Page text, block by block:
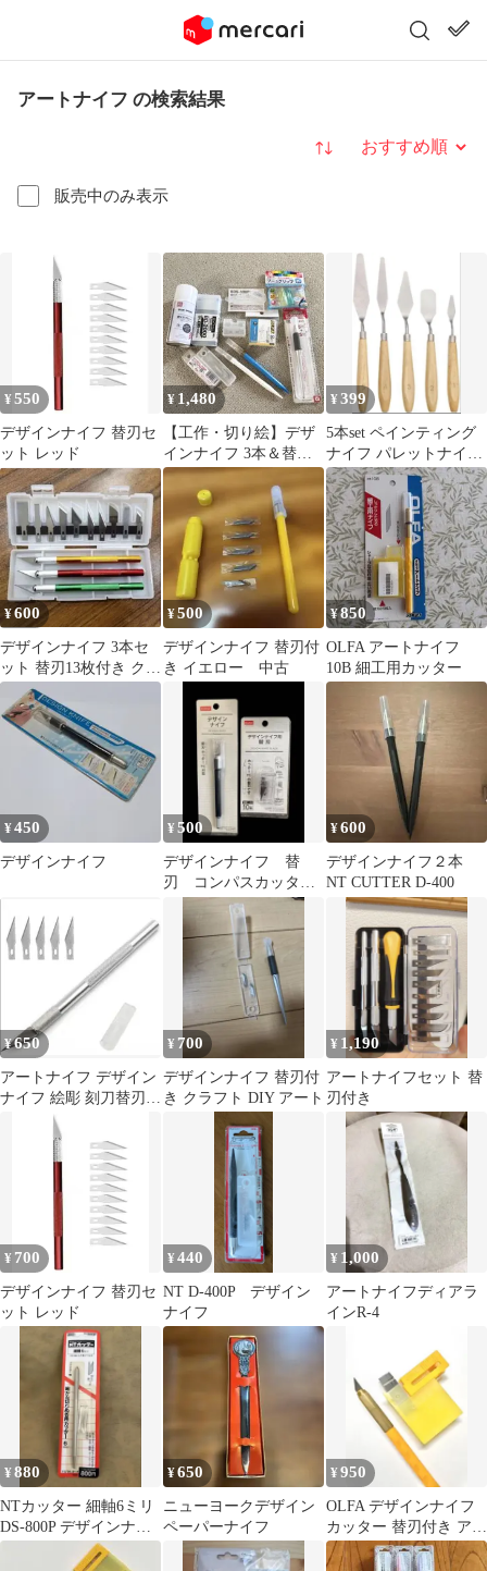
アートナイフ の検索結果
販売中のみ表示
並び替え
¥550
デザインナイフ 替刃セ
ット レッド
¥ 1,480
【工作・切り絵】デザ
インナイフ 3本＆替刃
セット NTカッター オ
ルファ
¥399
5本set ペインティング
ナイフ パレットナイフ
木製 油絵 アートツール
¥600
デザインナイフ 3本セ
ット 替刃13枚付き クラ
フト DIY アート
¥500
デザインナイフ 替刃付
き イエロー 中古
¥850
OLFA アートナイフ
10B 細工用カッター
¥450
デザインナイフ
¥500
デザインナイフ 替
刃 コンパスカッタ
ー 3点セット
¥600
デザインナイフ２本
NT CUTTER D-400
¥650
アートナイフ デザイン
ナイフ 絵彫 刻刀替刃5
枚 クラフトナイフ 消し
ゴムはんこ
¥ 700
デザインナイフ 替刃付
き クラフト DIY アート
¥ 1,190
アートナイフセット 替
刃付き
¥ 700
デザインナイフ 替刃セ
ット レッド
¥440
NT D-400P デザイン
ナイフ
¥ 1,000
アートナイフディアラ
インR-4
¥880
NTカッター 細軸6ミリ
DS-800P デザインナイ
フ「未使用品」
¥650
ニューヨークデザイン
ペーパーナイフ
¥950
OLFA デザインナイフ
カッター 替刃付き アー
トナイフ レジン ハンド